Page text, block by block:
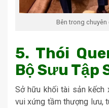
Bên trong
5. Thói
Bộ Sưu Tập
Sở hữu khối tài sản kếch
vui xứng tầm thượng lưu,